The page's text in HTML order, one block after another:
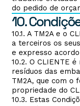
do pedido de
10.
10.1. A TM2A e o
a terceiros os
e expresso
10.2. O CLIENTE
resíduos das
TM2A, que com o
propriedade do
10.3. Estas